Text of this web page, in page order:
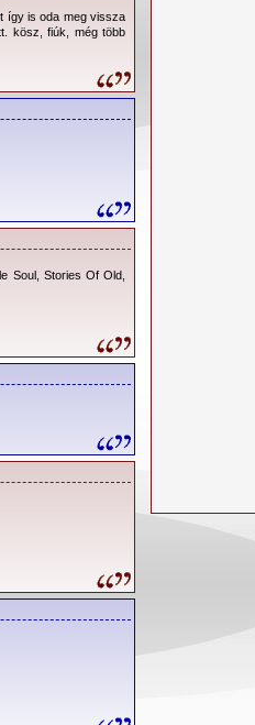
így is oda meg vissza
kösz, fiúk, még több
Soul, Stories Of Old,